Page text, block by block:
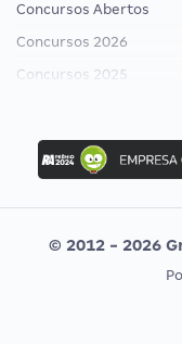
Concursos Abertos
Concursos 2026
Concursos 2025
Concurso Ibama
Concurso MPU
Editais publicados
CONCURSOS POR
© 2012 - 2026